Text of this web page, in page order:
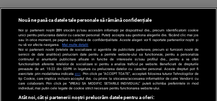
SPORT
Nouă ne pasă ca datele tale personale să rămână confidențiale
Noi și partenerii noștri 201 stocăm și/sau accesăm informații pe dispozitivul dvs., precum identificatorii cookie
unici pentru prelucrarea datelor cu caracter personal. Puteți accepta sau gestiona alegerile dvs. făcând clic mai jos
sau în orice moment, pe pagina cu politica de confidențialitate. Aceste alegeri vor fi raportate partenerilor noștri și
nu vă vor afecta navigarea.
Mai multe detalii
Noi si partenerii nostri (retelele de socializare si agentiile de publicitate partenere, precum si furnizorii nostri de
servicii de date analitice) prelucram date pentru a permite website-ului sa functioneze, pentru a personaliza
continutul si anunturile publicitare afisate in functie de interesele si/sau profilul dvs., pentru a va oferi
functionalitati aferente retelelor de socializare si pentru a analiza traficul pe website. Beneficiati de drepturile
prevazute de art. 15-22 din GDPR in legatura cu prelucrarea datelor cu caracter personal. Aceste drepturi pot fi
exercitate prin modalitatea indicataaici . Prin click pe “ACCEPT TOATE”, acceptati folosirea tuturor Tehnologiilor de
tip Cookie, care implica inclusiv acceptul dvs. cu privire la stocarea/accesarea informatiilor de catre Vendor-ii cu
care colaboram. Prin click pe “VREAU SA MODIFIC SETARILE INDIVIDUAL” puteti schimba preferintele in mod
individual, mai putin cele legate de cookie strict necesare pentru functionarea website-ului.
Atât noi, cât și partenerii noștri prelucrăm datele pentru a oferi: